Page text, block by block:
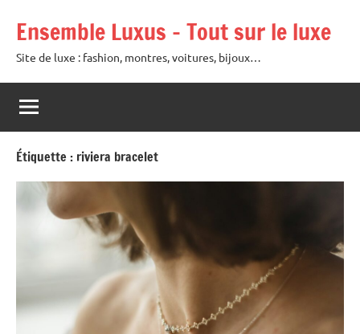
contenu
Ensemble Luxus – Tout sur le luxe
Site de luxe : fashion, montres, voitures, bijoux…
Étiquette : riviera bracelet